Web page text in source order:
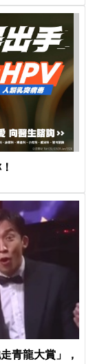
青龍大賞」，